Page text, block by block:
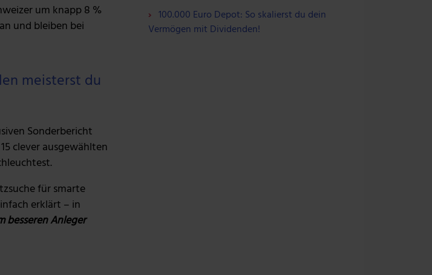
um knapp 8 %
und bleiben bei
meisterst du
Sonderbericht
clever ausgewählten
für smarte
erklärt – in
besseren Anleger
100.000 Euro Depot: So skalierst du dein
Vermögen mit Dividenden!